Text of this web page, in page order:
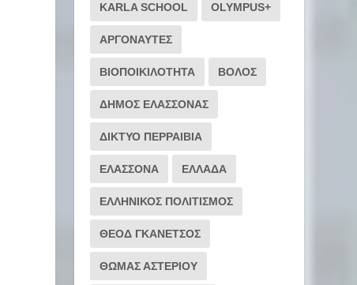
KARLA SCHOOL OLYMPUS+
ΑΡΓΟΝΑΥΤΕΣ
ΒΙΟΠΟΙΚΙΛΟΤΗΤΑ ΒΟΛΟΣ
ΔΗΜΟΣ ΕΛΑΣΣΟΝΑΣ
ΔΙΚΤΥΟ ΠΕΡΡΑΙΒΙΑ
ΕΛΑΣΣΟΝΑ ΕΛΛΑΔΑ
ΕΛΛΗΝΙΚΟΣ ΠΟΛΙΤΙΣΜΟΣ
ΘΕΟΔ ΓΚΑΝΕΤΣΟΣ
ΘΩΜΑΣ ΑΣΤΕΡΙΟΥ